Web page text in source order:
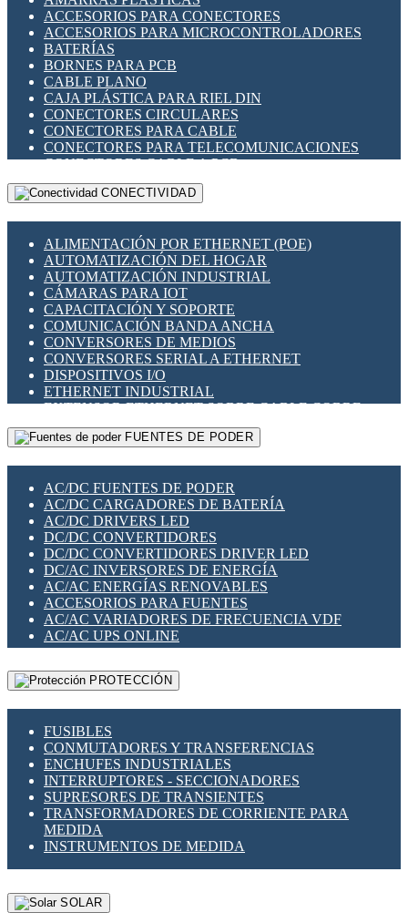
INDICADORES PARA PANEL
INTERFACES DE RELÉ
INTERRUPTORES FIN DE CARRERA
LLAVES CONMUTADORAS
MEDIDORES DE ENERGÍA Y TC'S DE CORRIENTE
MOTORES PASO A PASO
PANTALLAS HMI
PLC -CONTROLADORES LÓGICO PROGRAMABLES
PROGRAMADORES DE HORARIO
RELÉS DE PROTECCIÓN
SENSORES CAPACITIVOS
SENSORES INDUCTIVOS
TEMPORIZADORES
VARIACS
VARIADORES DE FRECUENCIA [VDF]
SECCIONADORES - INTERRUPTORES
MAQUINARIA
ACCESORIOS PARA CONECTORES
ACCESORIOS PARA MICROCONTROLADORES
BATERÍAS
BORNES PARA PCB
CABLE PLANO
CAJA PLÁSTICA PARA RIEL DIN
CONECTORES CIRCULARES
CONECTORES PARA CABLE
CONECTORES PARA TELECOMUNICACIONES
CONECTORES CABLE A PCB
CONECTORES PCB A CABLE
DIP SWITCHES
HERRAMIENTAS VARIAS
ILUMINACIÓN LED
INTERRUPTORES REED
INTERFACES DE RELÉ
OTROS RELÉS
PROTECCIÓN TÉRMICA
RELÉS AUTOMOTRICES
RELÉS DE SEÑAL
RELÉS DE ESTADO SÓLIDO SSR
RELÉS INDUSTRIALES
RELÉS MINIATURA DE POTENCIA
SENSORES MAGNÉTICOS
SWITCH Y MICROSWITCH
TARJETAS PI
UNIÓN Y DERIVACIÓN DE CABLE
CONECTIVIDAD
ALIMENTACIÓN POR ETHERNET (POE)
AUTOMATIZACIÓN DEL HOGAR
AUTOMATIZACIÓN INDUSTRIAL
CÁMARAS PARA IOT
CAPACITACIÓN Y SOPORTE
COMUNICACIÓN BANDA ANCHA
CONVERSORES DE MEDIOS
CONVERSORES SERIAL A ETHERNET
DISPOSITIVOS I/O
ETHERNET INDUSTRIAL
EXTENSOR ETHERNET SOBRE CABLE COBRE
GATEWAY LORAWAN
GESTIÓN DE REDES
PLACAS MODULARES IOT
SWITCHES Y REDES WIFI
SOLUCIONES IOT
SOLUCIONES LORAWAN
SOLUCIONES RED CELULAR
SEGURIDAD PARA REDES
SWITCHES LAN
TELEFONÍA IP (VOIP)
VIGILANCIA IP (CCTV)
MESHTASTIC
FUENTES DE PODER
AC/DC FUENTES DE PODER
AC/DC CARGADORES DE BATERÍA
AC/DC DRIVERS LED
DC/DC CONVERTIDORES
DC/DC CONVERTIDORES DRIVER LED
DC/AC INVERSORES DE ENERGÍA
AC/AC ENERGÍAS RENOVABLES
ACCESORIOS PARA FUENTES
AC/AC VARIADORES DE FRECUENCIA VDF
AC/AC UPS ONLINE
PROTECCIÓN
FUSIBLES
CONMUTADORES Y TRANSFERENCIAS
ENCHUFES INDUSTRIALES
INTERRUPTORES - SECCIONADORES
SUPRESORES DE TRANSIENTES
TRANSFORMADORES DE CORRIENTE PARA
MEDIDA
INSTRUMENTOS DE MEDIDA
SOLAR